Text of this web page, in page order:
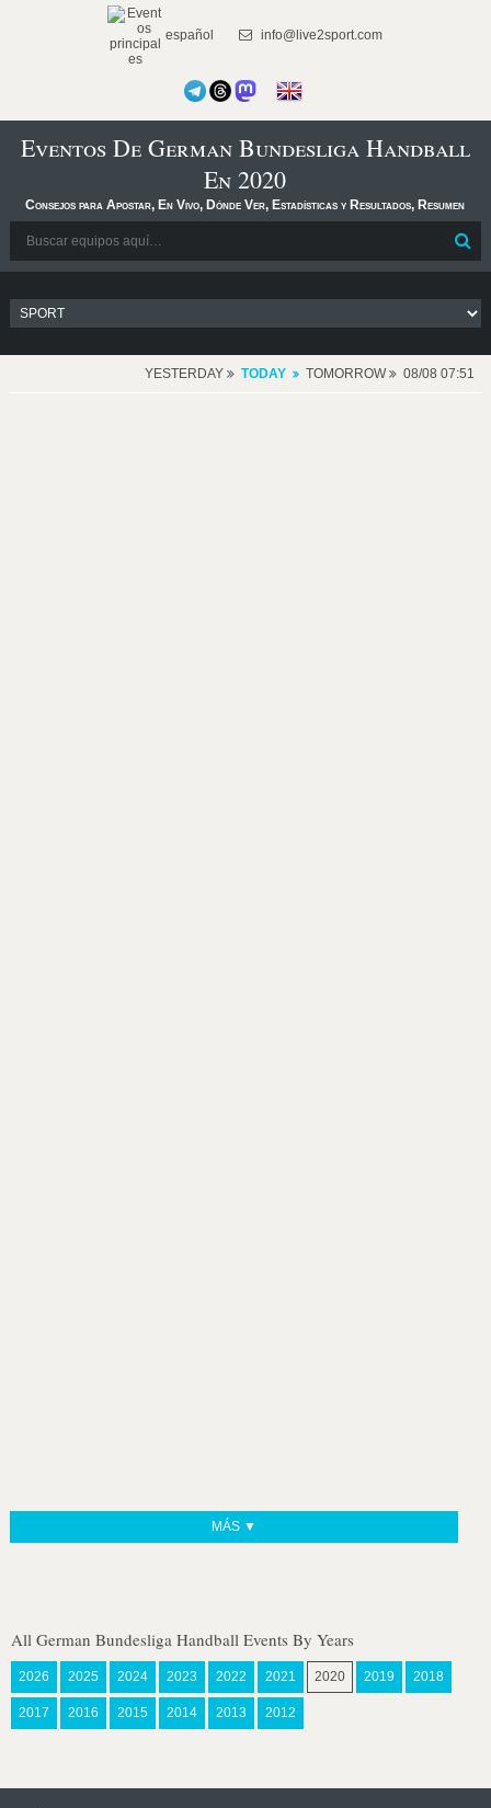
español info@live2sport.com
Eventos De German Bundesliga Handball
En 2020
Consejos para Apostar, En Vivo, Dónde Ver, Estadísticas y Resultados, Resumen
YESTERDAY TODAY TOMORROW 08/08 07:51
MÁS ▼
All German Bundesliga Handball Events By Years
2026 2025 2024 2023 2022 2021 2020 2019 2018
2017 2016 2015 2014 2013 2012